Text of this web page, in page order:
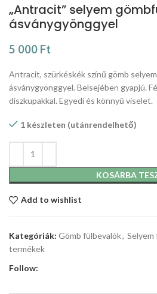
„Antracit” selyem
ásványgyönggyel
5 000 Ft
Antracit, szürkéskék színű gömb
ásványgyönggyel. Belsejében gyapjú.
díszkupakkal. Egyedi és könnyű viselet.
1 készleten (utánrendelhető)
KOSÁRBA
Add to wishlist
Kategóriák: Gömb fülbevalók, Selyem
termékek
Follow: